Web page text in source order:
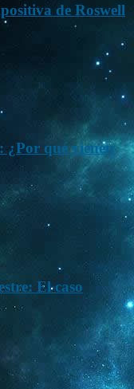
de Roswell
¿Por qué vienen
El caso